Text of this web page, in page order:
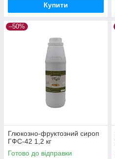
Купити
–50%
Глюкозно-фруктозний сироп
ГФС-42 1,2 кг
Готово до відправки